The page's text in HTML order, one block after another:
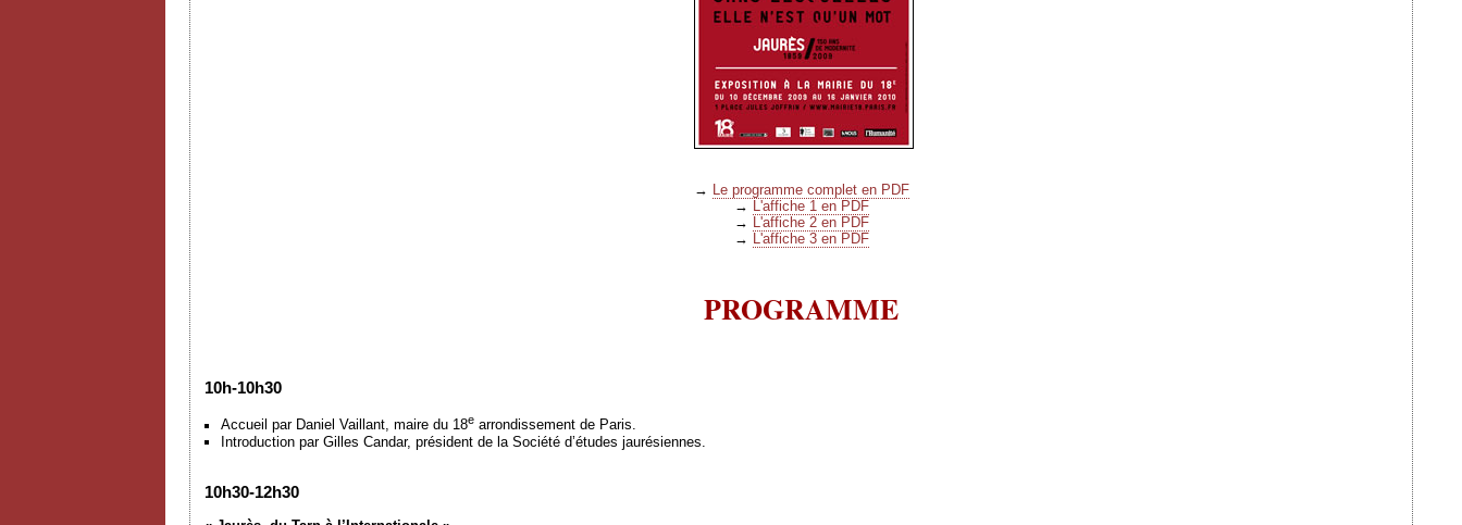
→
Le programme complet en PDF
→
L'affiche 1 en PDF
→
L'affiche 2 en PDF
→
L'affiche 3 en PDF
PROGRAMME
10h-10h30
Accueil par Daniel Vaillant, maire du 18e arrondissement de Paris.
Introduction par Gilles Candar, président de la Société d’études jaurésiennes.
10h30-12h30